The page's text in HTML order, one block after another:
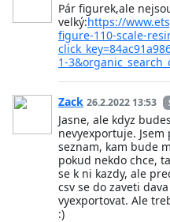
Pár figurek,ale
velký:https://
figure-110-scale-
1-
Zack 26.2.2022 13:53
Jasne, ale kdyz
nevyexportuje.
seznam, kam bude
pokud nekdo chce,
se k ni kazdy, ale
csv se do zaveti
vyexportovat. Ale
:)